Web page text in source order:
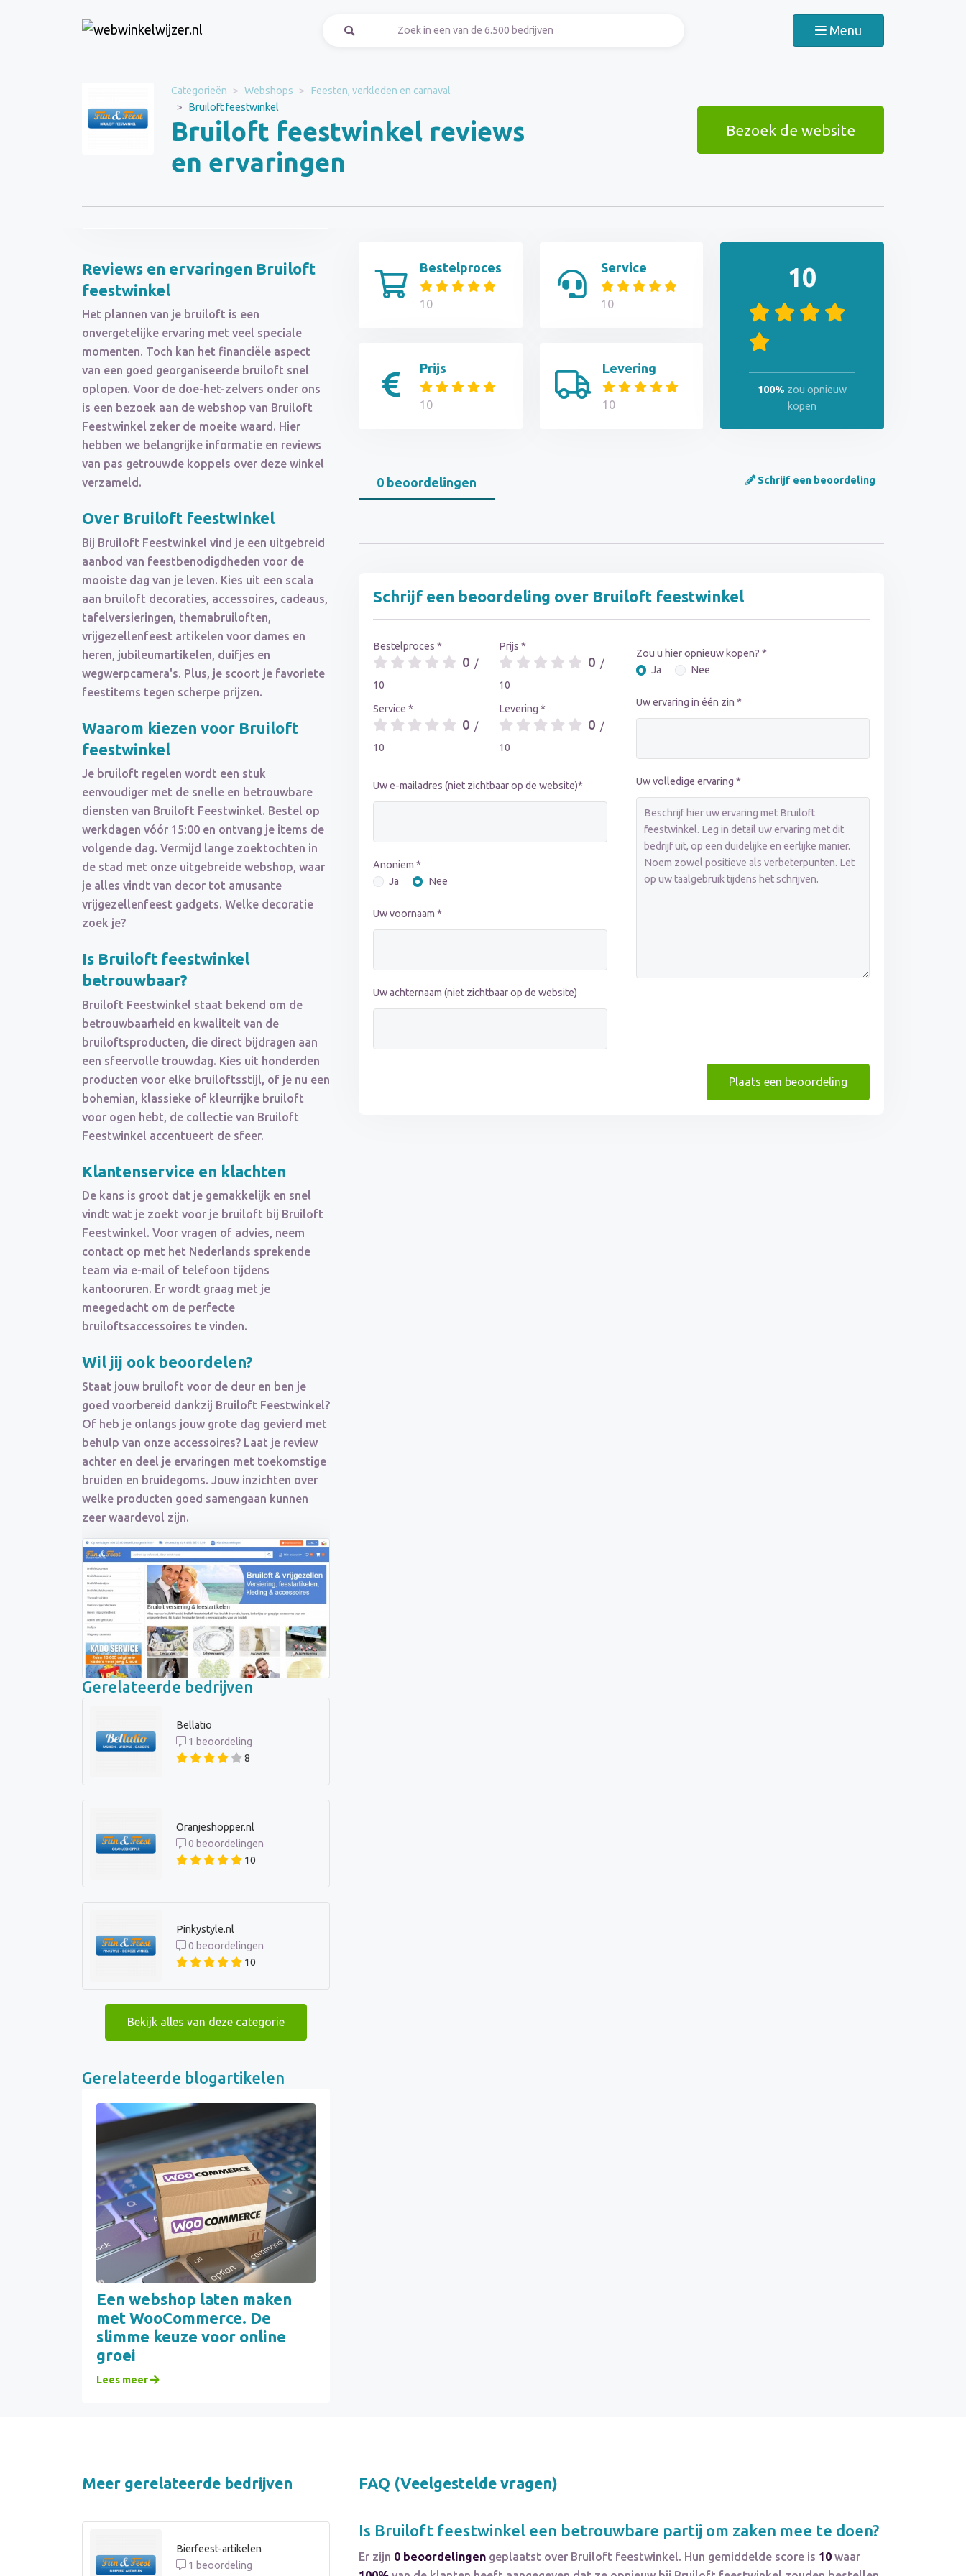
Menu
Categorieën Webshops
Feesten, verkleden en carnaval
Bruiloft feestwinkel
Bruiloft feestwinkel reviews
en ervaringen
Bezoek de website
Website
bruiloft-feestwinkel.nl
Categorie
Webshops
Reviews en ervaringen Bruiloft
feestwinkel
Het plannen van je bruiloft is een
onvergetelijke ervaring met veel speciale
momenten. Toch kan het financiële aspect
van een goed georganiseerde bruiloft snel
oplopen. Voor de doe-het-zelvers onder ons
is een bezoek aan de webshop van Bruiloft
Feestwinkel zeker de moeite waard. Hier
hebben we belangrijke informatie en reviews
van pas getrouwde koppels over deze winkel
verzameld.
Over Bruiloft feestwinkel
Bij Bruiloft Feestwinkel vind je een uitgebreid
aanbod van feestbenodigdheden voor de
mooiste dag van je leven. Kies uit een scala
aan bruiloft decoraties, accessoires, cadeaus,
tafelversieringen, themabruiloften,
vrijgezellenfeest artikelen voor dames en
heren, jubileumartikelen, duifjes en
wegwerpcamera's. Plus, je scoort je favoriete
feestitems tegen scherpe prijzen.
Waarom kiezen voor Bruiloft
feestwinkel
Je bruiloft regelen wordt een stuk
eenvoudiger met de snelle en betrouwbare
diensten van Bruiloft Feestwinkel. Bestel op
werkdagen vóór 15:00 en ontvang je items de
volgende dag. Vermijd lange zoektochten in
de stad met onze uitgebreide webshop, waar
je alles vindt van decor tot amusante
vrijgezellenfeest gadgets. Welke decoratie
zoek je?
Is Bruiloft feestwinkel
betrouwbaar?
Bruiloft Feestwinkel staat bekend om de
betrouwbaarheid en kwaliteit van de
bruiloftsproducten, die direct bijdragen aan
een sfeervolle trouwdag. Kies uit honderden
producten voor elke bruiloftsstijl, of je nu een
bohemian, klassieke of kleurrijke bruiloft
voor ogen hebt, de collectie van Bruiloft
Feestwinkel accentueert de sfeer.
Klantenservice en klachten
De kans is groot dat je gemakkelijk en snel
vindt wat je zoekt voor je bruiloft bij Bruiloft
Feestwinkel. Voor vragen of advies, neem
contact op met het Nederlands sprekende
team via e-mail of telefoon tijdens
kantooruren. Er wordt graag met je
meegedacht om de perfecte
bruiloftsaccessoires te vinden.
Wil jij ook beoordelen?
Staat jouw bruiloft voor de deur en ben je
goed voorbereid dankzij Bruiloft Feestwinkel?
Of heb je onlangs jouw grote dag gevierd met
behulp van onze accessoires? Laat je review
achter en deel je ervaringen met toekomstige
bruiden en bruidegoms. Jouw inzichten over
welke producten goed samengaan kunnen
zeer waardevol zijn.
Gerelateerde bedrijven
Bellatio
1 beoordeling
8
Oranjeshopper.nl
0 beoordelingen
10
Pinkystyle.nl
0 beoordelingen
10
Bekijk alles van deze categorie
Gerelateerde blogartikelen
Een webshop laten maken
met WooCommerce. De
slimme keuze voor online
groei
Lees meer
Bestelproces
10
Prijs
10
Service
10
Levering
10
10
100% zou opnieuw
kopen
0 beoordelingen Schrijf een beoordeling
Schrijf een beoordeling over Bruiloft feestwinkel
Bestelproces *
0 /
10
Service *
0 /
10
Prijs *
0 /
10
Levering *
0 /
10
Uw e-mailadres (niet zichtbaar op de website)*
Anoniem *
Ja
Nee
Uw voornaam *
Uw achternaam (niet zichtbaar op de website)
Zou u hier opnieuw kopen? *
Ja
Nee
Uw ervaring in één zin *
Uw volledige ervaring *
Plaats een beoordeling
Meer gerelateerde bedrijven
Bierfeest-artikelen
1 beoordeling
FAQ (Veelgestelde vragen)
Is Bruiloft feestwinkel een betrouwbare partij om zaken mee te doen?
Er zijn 0 beoordelingen geplaatst over Bruiloft feestwinkel. Hun gemiddelde score is 10 waar